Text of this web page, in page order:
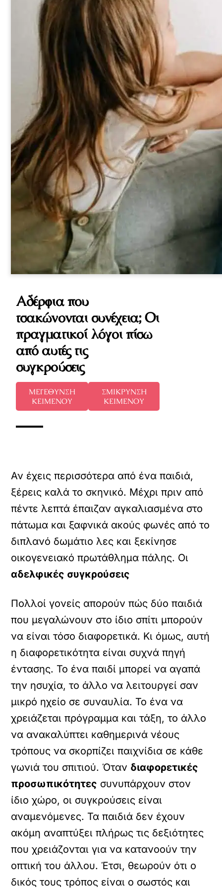
Αδέρφια που
τσακώνονται συνέχεια; Οι
πραγματικοί λόγοι πίσω
από αυτές τις
συγκρούσεις
ΜΕΓΕΘΥΝΣΗ
ΚΕΙΜΕΝΟΥ
ΣΜΙΚΡΥΝΣΗ
ΚΕΙΜΕΝΟΥ
Αν έχεις περισσότερα από ένα παιδιά,
ξέρεις καλά το σκηνικό. Μέχρι πριν από
πέντε λεπτά έπαιζαν αγκαλιασμένα στο
πάτωμα και ξαφνικά ακούς φωνές από το
διπλανό δωμάτιο λες και ξεκίνησε
οικογενειακό πρωτάθλημα πάλης. Οι
αδελφικές συγκρούσεις
Πολλοί γονείς απορούν πώς δύο παιδιά
που μεγαλώνουν στο ίδιο σπίτι μπορούν
να είναι τόσο διαφορετικά. Κι όμως, αυτή
η διαφορετικότητα είναι συχνά πηγή
έντασης. Το ένα παιδί μπορεί να αγαπά
την ησυχία, το άλλο να λειτουργεί σαν
μικρό ηχείο σε συναυλία. Το ένα να
χρειάζεται πρόγραμμα και τάξη, το άλλο
να ανακαλύπτει καθημερινά νέους
τρόπους να σκορπίζει παιχνίδια σε κάθε
γωνιά του σπιτιού. Όταν διαφορετικές
προσωπικότητες συνυπάρχουν στον
ίδιο χώρο, οι συγκρούσεις είναι
αναμενόμενες. Τα παιδιά δεν έχουν
ακόμη αναπτύξει πλήρως τις δεξιότητες
που χρειάζονται για να κατανοούν την
οπτική του άλλου. Έτσι, θεωρούν ότι ο
δικός τους τρόπος είναι ο σωστός και